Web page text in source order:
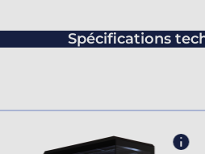
Spécifications